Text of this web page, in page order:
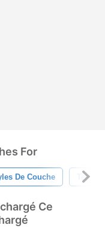
For
De Couche Texte
Ce